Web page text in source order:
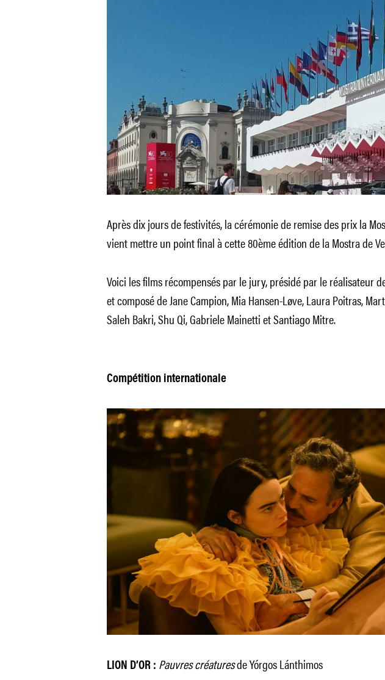
Après dix jours de festivités, la cérémonie de remise des prix la
vient mettre un point final à cette 80ème édition de la Mostra de
Voici les films récompensés par le jury, présidé par le réalisateur
et composéde Jane Campion, Mia Hansen-Løve, Laura Poitras,
Saleh Bakri, Shu Qi, Gabriele Mainetti et Santiago Mitre.
Compétition internationale
LION D’OR : Pauvres créaturesde Yórgos Lánthimos